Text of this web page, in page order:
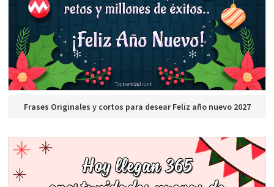
Frases Originales y cortos para desear Feliz año nuevo 2027